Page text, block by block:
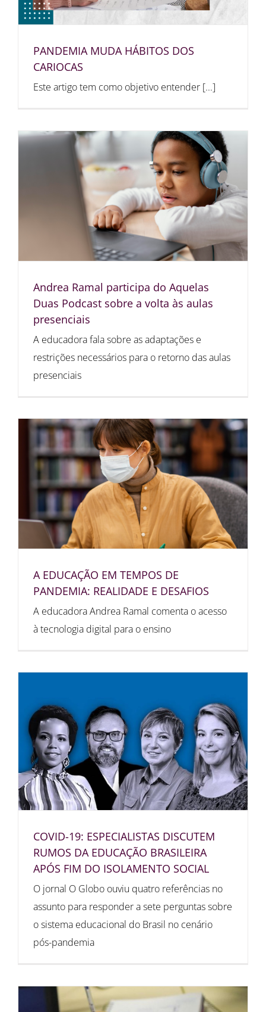
PANDEMIA MUDA HÁBITOS DOS
CARIOCAS
Este artigo tem como objetivo entender [...]
Andrea Ramal participa do Aquelas
Duas Podcast sobre a volta às aulas
presenciais
A educadora fala sobre as adaptações e
restrições necessários para o retorno das aulas
presenciais
A EDUCAÇÃO EM TEMPOS DE
PANDEMIA: REALIDADE E DESAFIOS
A educadora Andrea Ramal comenta o acesso
à tecnologia digital para o ensino
COVID-19: ESPECIALISTAS DISCUTEM
RUMOS DA EDUCAÇÃO BRASILEIRA
APÓS FIM DO ISOLAMENTO SOCIAL
O jornal O Globo ouviu quatro referências no
assunto para responder a sete perguntas sobre
o sistema educacional do Brasil no cenário
pós-pandemia